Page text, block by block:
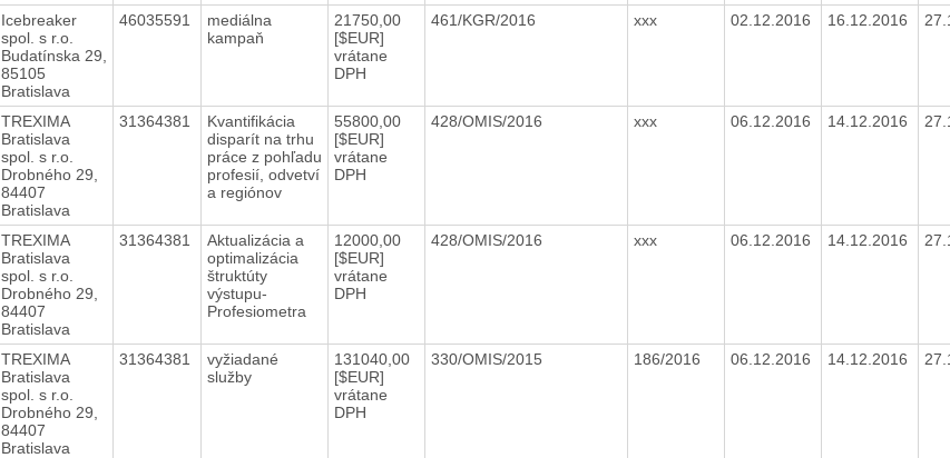
Icebreaker
spol. s r.o.
Budatínska 29,
85105
Bratislava
46035591
mediálna
kampaň
21750,00
[$EUR]
vrátane
DPH
461/KGR/2016 xxx 02.12.2016 16.12.2016
TREXIMA
Bratislava
spol. s r.o.
Drobného 29,
84407
Bratislava
31364381
Kvantifikácia
disparít na trhu
práce z pohľadu
profesií, odvetví
a regiónov
55800,00
[$EUR]
vrátane
DPH
428/OMIS/2016 xxx 06.12.2016 14.12.2016
TREXIMA
Bratislava
spol. s r.o.
Drobného 29,
84407
Bratislava
31364381
Aktualizácia a
optimalizácia
štruktúty
výstupu-
Profesiometra
12000,00
[$EUR]
vrátane
DPH
428/OMIS/2016 xxx 06.12.2016 14.12.2016
TREXIMA
Bratislava
spol. s r.o.
Drobného 29,
84407
Bratislava
31364381
vyžiadané
služby
131040,00
[$EUR]
vrátane
DPH
330/OMIS/2015 186/2016 06.12.2016 14.12.2016